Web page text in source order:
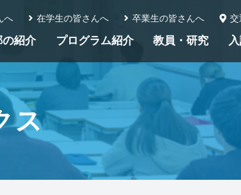
の紹介 プログラム紹介 教員・研究
へ 在学生の皆さんへ 卒業生の皆さんへ 交
ス